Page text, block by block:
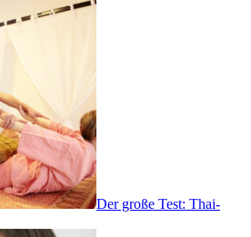
Der große Test: Thai-